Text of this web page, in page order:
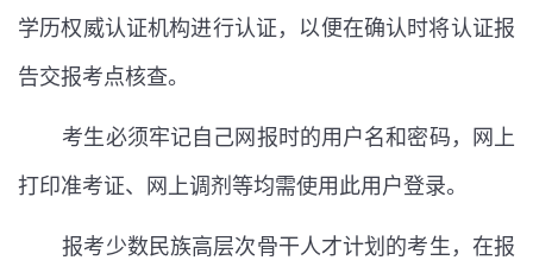
学历权威认证机构进行认证，以便在确认时将认证报
告交报考点核查。
考生必须牢记自己网报时的用户名和密码，网上
打印准考证、网上调剂等均需使用此用户登录。
报考少数民族高层次骨干人才计划 的考生，在报